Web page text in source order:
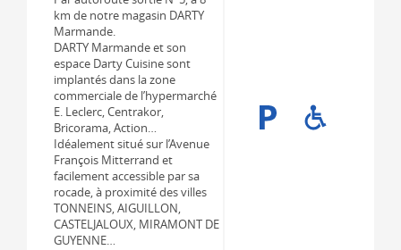
km de notre magasin DARTY
Marmande.
DARTY Marmande et son
espace Darty Cuisine sont
implantés dans la zone
commerciale de l’hypermarché
E. Leclerc, Centrakor,
Bricorama, Action…
Idéalement situé sur l’Avenue
François Mitterrand et
facilement accessible par sa
rocade, à proximité des villes
TONNEINS, AIGUILLON,
CASTELJALOUX, MIRAMONT DE
GUYENNE…